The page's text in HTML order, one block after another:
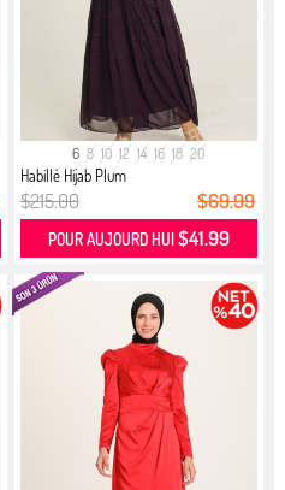
6 8 10 12 14 16 18 20
Habillé Hijab Plum
$215.00 $69.99
POUR AUJOURD HUI$41.99